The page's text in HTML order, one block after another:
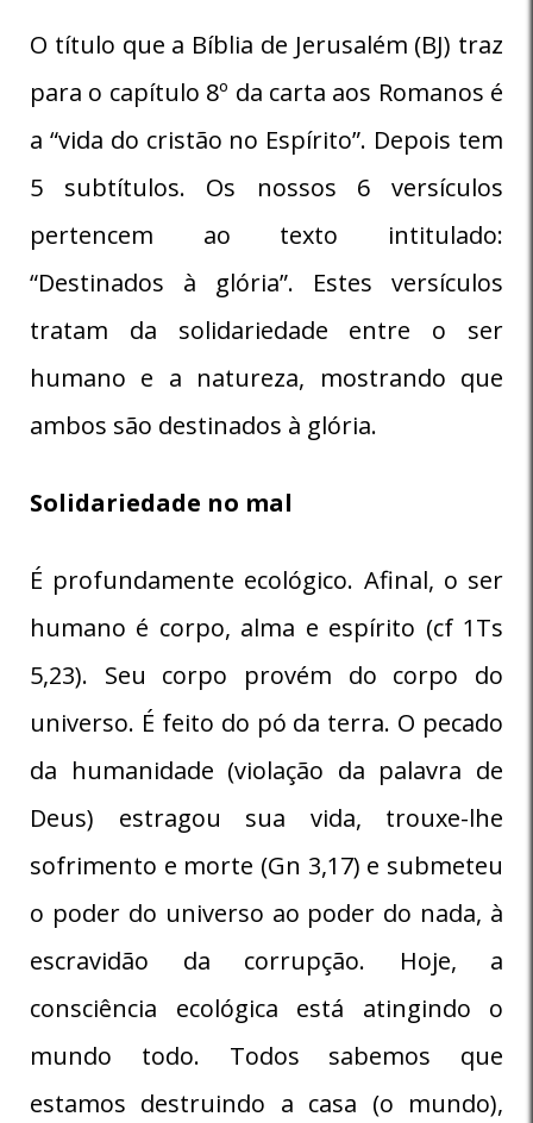
O título que a Bíblia de Jerusalém (BJ) traz
para o capítulo 8º da carta aos Romanos é
a “vida do cristão no Espírito”. Depois tem
5 subtítulos. Os nossos 6 versículos
pertencem ao texto intitulado:
“Destinados à glória”. Estes versículos
tratam da solidariedade entre o ser
humano e a natureza, mostrando que
ambos são destinados à glória.
Solidariedade no mal
É profundamente ecológico. Afinal, o ser
humano é corpo, alma e espírito (cf 1Ts
5,23). Seu corpo provém do corpo do
universo. É feito do pó da terra. O pecado
da humanidade (violação da palavra de
Deus) estragou sua vida, trouxe-lhe
sofrimento e morte (Gn 3,17) e submeteu
o poder do universo ao poder do nada, à
escravidão da corrupção. Hoje, a
consciência ecológica está atingindo o
mundo todo. Todos sabemos que
estamos destruindo a casa (o mundo),